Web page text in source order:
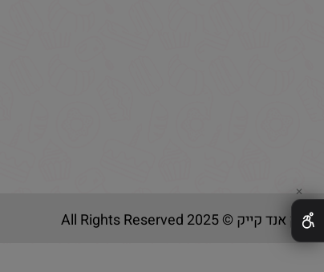
בייק אנד קייק © 2025 All Rights Reserved
✕